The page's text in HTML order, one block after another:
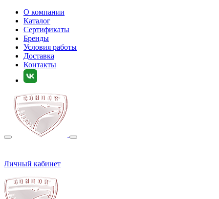
О компании
Каталог
Сертификаты
Бренды
Условия работы
Доставка
Контакты
Личный кабинет